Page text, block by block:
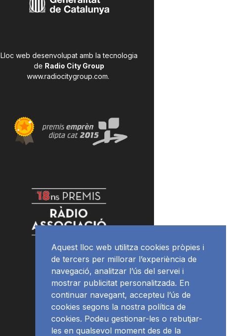
Lloc web desenvolupat amb la tecnologia
de Radio City Group
www.radiocitygroup.com.
Aquest lloc web utilitza cookies pròpies i
de tercers per millorar l’experiència de
navegació, analitzar l’ús del servei i
mostrar publicitat personalitzada. En
continuar navegant, accepteu l’ús de
cookies segons la nostra política de
cookies. Podeu gestionar-les o rebutjar-
les en qualsevol moment des de la